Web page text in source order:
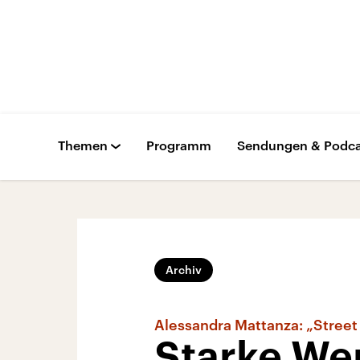
Themen Programm Sendungen &
Archiv
Alessandra Mattanza: